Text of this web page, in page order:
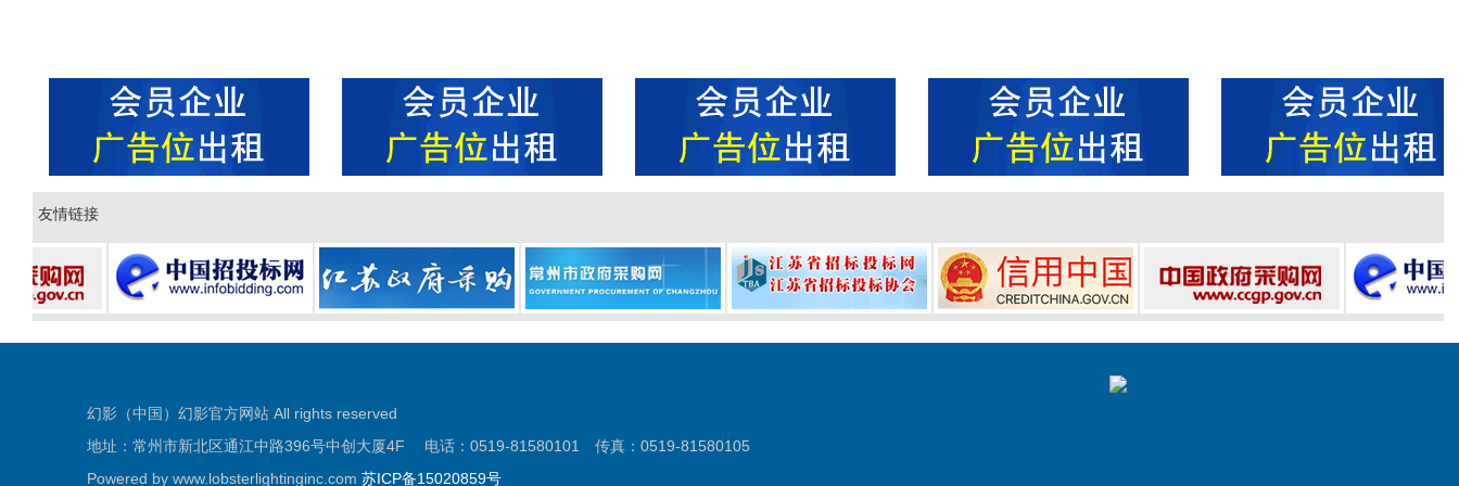
友情链接
幻影（中国）幻影官方网站 All rights reserved
地址：常州市新北区通江中路396号中创大厦4F 电话：0519-81580101 传真：0519-81580105
Powered by www.lobsterlightinginc.com 苏ICP备15020859号